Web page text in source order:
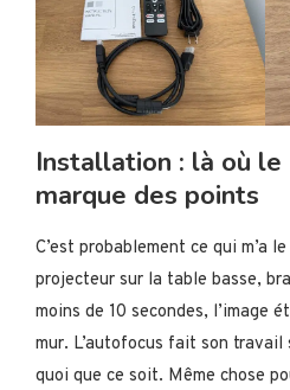
Installation : là où le
marque des points
C’est probablement ce qui m’a
projecteur sur la table basse,
moins de 10 secondes, l’image
mur. L’autofocus fait son travail
quoi que ce soit. Même chose